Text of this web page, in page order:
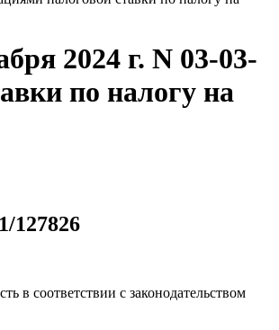
2024 г. N 03-03-
по налогу на
127826
в соответствии с законодательством